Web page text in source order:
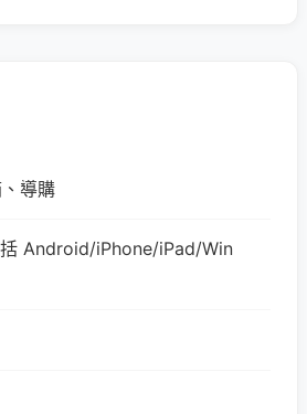
導購
Android/iPhone/iPad/Win